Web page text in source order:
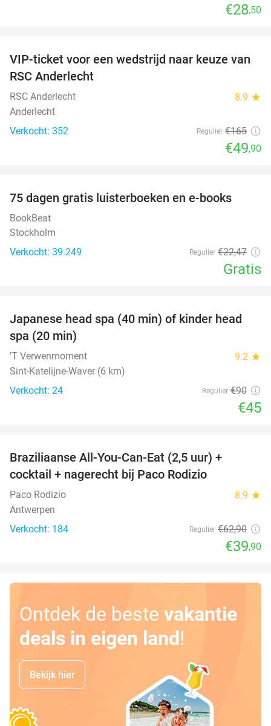
€28,50
70%
VIP-ticket voor een wedstrijd naar keuze van
RSC Anderlecht
RSC Anderlecht 8.9 star
Anderlecht
Verkocht: 352
Regulier €165
€49,90
75 dagen gratis luisterboeken en e-books
BookBeat
Stockholm
Verkocht: 39.249
Regulier €22,47
Gratis
50%
Japanese head spa (40 min) of kinder head
spa (20 min)
'T Verwenmoment 9.2 star
Sint-Katelijne-Waver (6 km)
Verkocht: 24
Regulier €90
€45
Braziliaanse All-You-Can-Eat (2,5 uur) +
cocktail + nagerecht bij Paco Rodizio
Paco Rodizio 8.9 star
Antwerpen
Verkocht: 184
Regulier €62,90
€39,90
Ontdek de beste vakantie
deals in eigen land!
Bekijk hier